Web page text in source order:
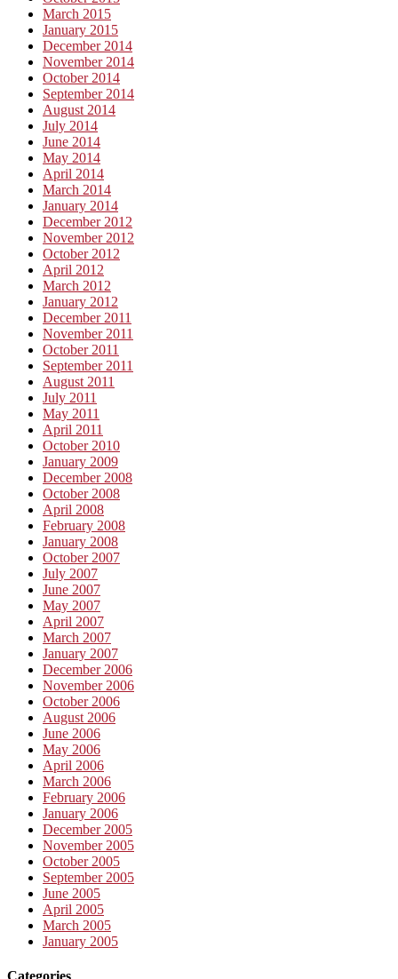
March 2015
January 2015
December 2014
November 2014
October 2014
September 2014
August 2014
July 2014
June 2014
May 2014
April 2014
March 2014
January 2014
December 2012
November 2012
October 2012
April 2012
March 2012
January 2012
December 2011
November 2011
October 2011
September 2011
August 2011
July 2011
May 2011
April 2011
October 2010
January 2009
December 2008
October 2008
April 2008
February 2008
January 2008
October 2007
July 2007
June 2007
May 2007
April 2007
March 2007
January 2007
December 2006
November 2006
October 2006
August 2006
June 2006
May 2006
April 2006
March 2006
February 2006
January 2006
December 2005
November 2005
October 2005
September 2005
June 2005
April 2005
March 2005
January 2005